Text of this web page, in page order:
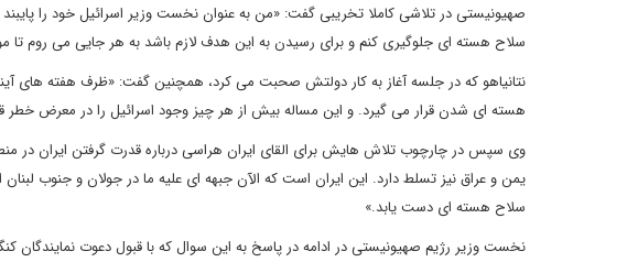
صهیونیستی در تلاشی کاملا تخریبی گفت: «من به عنوان نخست وزیر اسرائیل خود را
سلاح هسته ای جلوگیری کنم و برای رسیدن به این هدف لازم باشد به هر جایی می روم تا
نتانیاهو که در جلسه آغاز به کار دولتش صحبت می کرد، همچنین گفت: «ظرف هفته های
هسته ای شدن قرار می گیرد. و این مساله بیش از هر چیز وجود اسرائیل را در معرض خطر
وی سپس در چارچوب تلاش هایش برای القای ایران هراسی درباره قدرت گرفتن ایران در
یمن و عراق نیز تسلط دارد. این ایران است که الآن جبهه ای علیه ما در جولان و جنوب
سلاح هسته ای دست یابد.»
نخست وزیر رژیم صهیونیستی در ادامه در پاسخ به این سوال که با قبول دعوت نمایندگان